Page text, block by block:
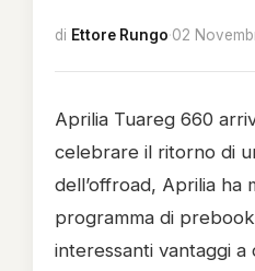
di Ettore Rungo·02
Aprilia Tuareg 660
celebrare il ritorno di
dell’offroad, Aprilia ha
programma di
interessanti vantaggi